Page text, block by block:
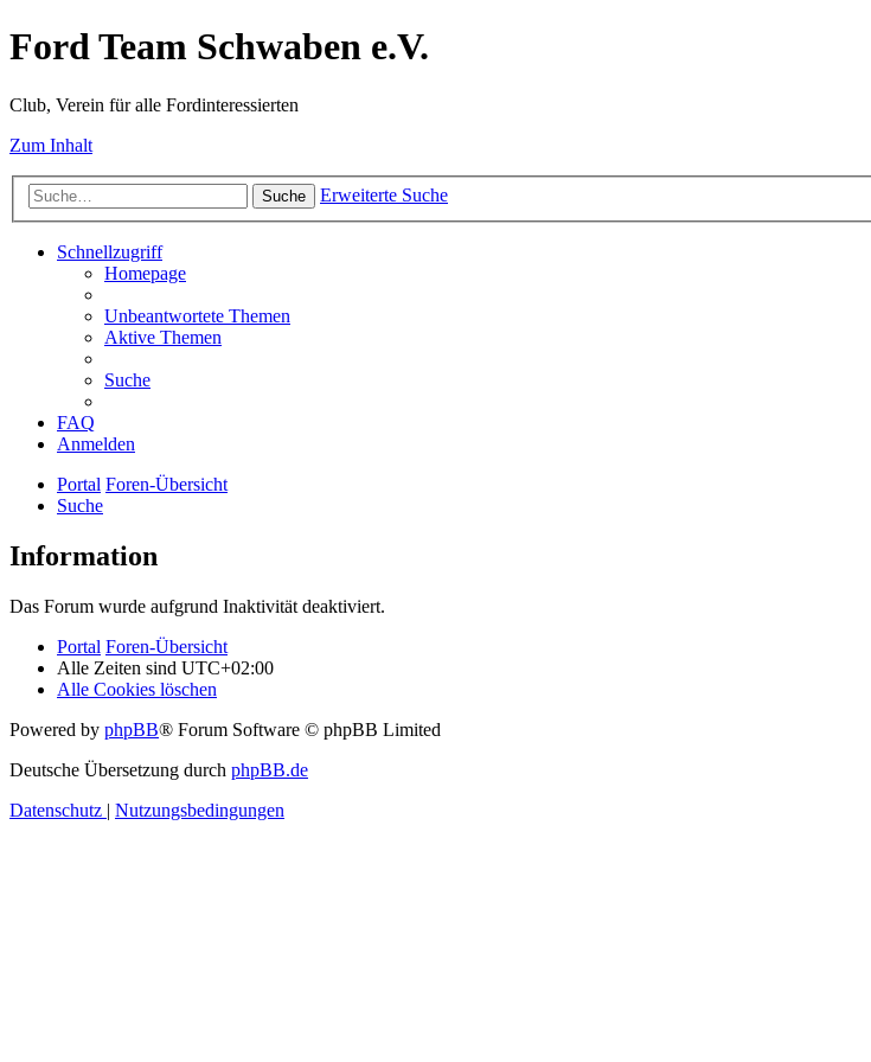
Ford Team Schwaben e.V.
Club, Verein für alle Fordinteressierten
Zum Inhalt
Suche Erweiterte Suche
Schnellzugriff
Homepage
Unbeantwortete Themen
Aktive Themen
Suche
FAQ
Anmelden
Portal Foren-Übersicht
Suche
Information
Das Forum wurde aufgrund Inaktivität deaktiviert.
Portal Foren-Übersicht
Alle Zeiten sind UTC+02:00
Alle Cookies löschen
Powered by phpBB® Forum Software © phpBB Limited
Deutsche Übersetzung durch phpBB.de
Datenschutz | Nutzungsbedingungen